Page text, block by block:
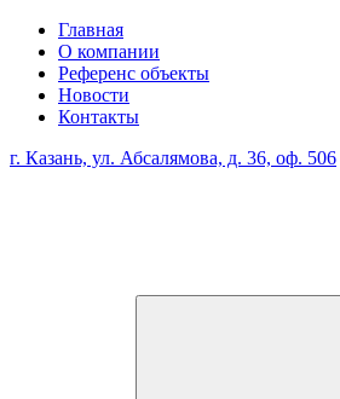
Главная
О компании
Референс объекты
Новости
Контакты
г. Казань, ул. Абсалямова, д. 36, оф. 506